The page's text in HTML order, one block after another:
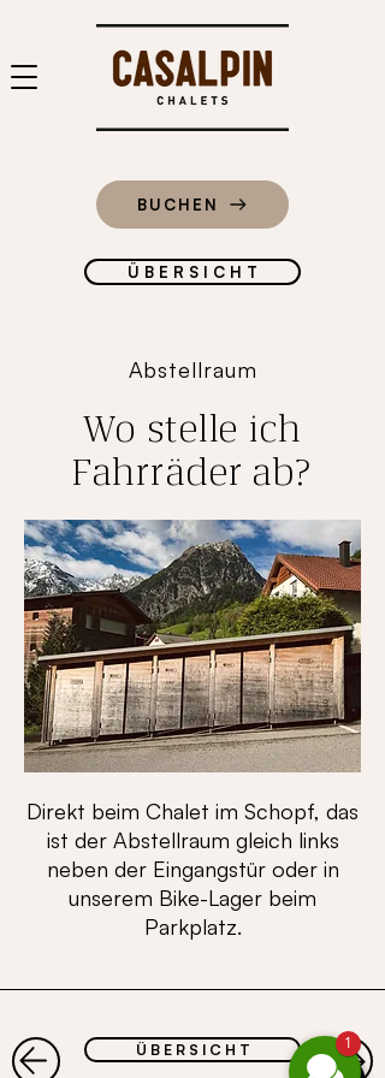
BUCHEN
Ü B E R S I C H T
Abstellraum
Wo stelle ich
Fahrräder ab?
Direkt beim Chalet im Schopf, das
ist der Abstellraum gleich links
neben der Eingangstür oder in
unserem Bike-Lager beim
Parkplatz.
Ü B E R S I C H T 1